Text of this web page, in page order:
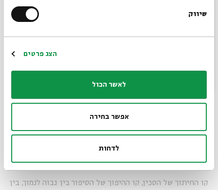
שיווק
הצג פרטים
לאשר הכול
אפשר בחירה
לדחות
הסיפור ה"רשמי" הסתיים בחזקת הכשרות שיש למר יהודה אצל
למה מתכוון המלך בהזכירו לבאטי בר טובי את מעשיו בליל
וכששיגרן להם בלילה שעבר קיבל באטי ורב יהודה לא קיבל". גם
אם אין מקורות היסטוריים לפירושו זה של רש"י, יסוד ספרותי
קו החיתוך של הסכין, קו ההיפוך של הסיפור בין גבוה לנמוך, בין